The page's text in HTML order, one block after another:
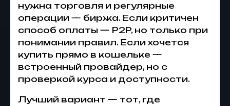
нужна торговля и регулярные
операции — биржа. Если критичен
способ оплаты — P2P, но только при
понимании правил. Если хочется
купить прямо в кошельке —
встроенный провайдер, но с
проверкой курса и доступности.
Лучший вариант — тот, где